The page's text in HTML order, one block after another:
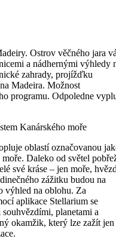
Ostrov věčného jara
a nádhernými výhledy
zahrady, projížďku
Madeira. Možnost
programu. Odpoledne
Kanárského moře
oblastí označovanou
Daleko od světel
své kráse – jen moře,
zážitku budou na
výhled na oblohu. Za
aplikace Stellarium se
planetami a
okamžik, který lze zažít jen